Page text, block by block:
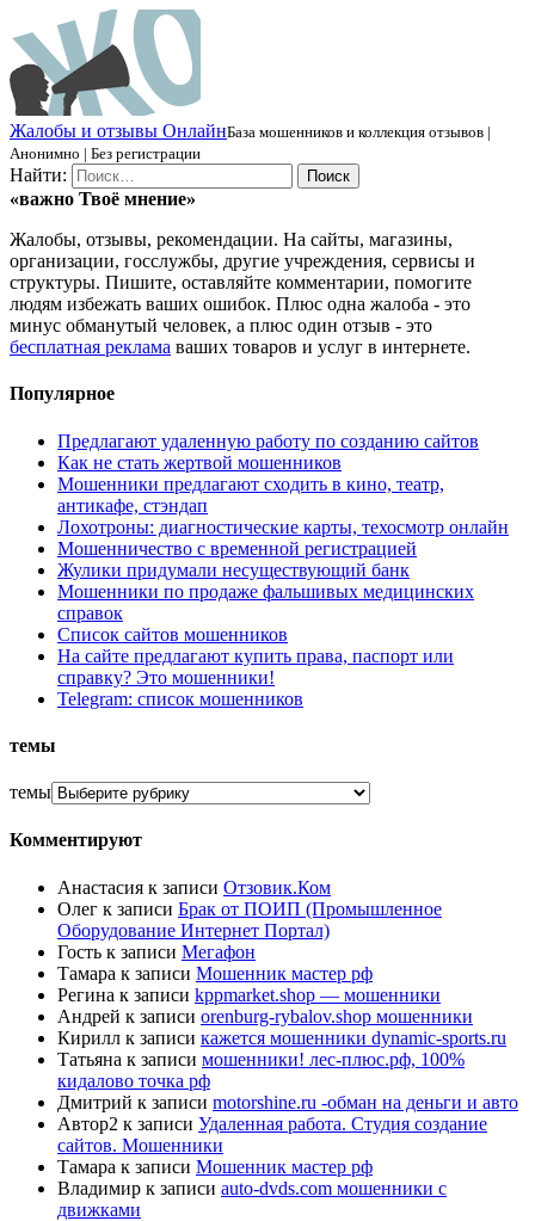
Жалобы и отзывы ОнлайнБаза мошенников и коллекция отзывов |
Анонимно | Без регистрации
Найти:
«важно Твоё мнение»
Жалобы, отзывы, рекомендации. На сайты, магазины,
организации, госслужбы, другие учреждения, сервисы и
структуры. Пишите, оставляйте комментарии, помогите
людям избежать ваших ошибок. Плюс одна жалоба - это
минус обманутый человек, а плюс один отзыв - это
бесплатная реклама ваших товаров и услуг в интернете.
Популярное
Предлагают удаленную работу по созданию сайтов
Как не стать жертвой мошенников
Мошенники предлагают сходить в кино, театр,
антикафе, стэндап
Лохотроны: диагностические карты, техосмотр онлайн
Мошенничество с временной регистрацией
Жулики придумали несуществующий банк
Мошенники по продаже фальшивых медицинских
справок
Список сайтов мошенников
На сайте предлагают купить права, паспорт или
справку? Это мошенники!
Telegram: список мошенников
темы
темы
Комментируют
Анастасия к записи Отзовик.Ком
Олег к записи Брак от ПОИП (Промышленное
Оборудование Интернет Портал)
Гость к записи Мегафон
Тамара к записи Мошенник мастер рф
Регина к записи kppmarket.shop — мошенники
Андрей к записи orenburg-rybalov.shop мошенники
Кирилл к записи кажется мошенники dynamic-sports.ru
Татьяна к записи мошенники! лес-плюс.рф, 100%
кидалово точка рф
Дмитрий к записи motorshine.ru -обман на деньги и авто
Автор2 к записи Удаленная работа. Студия создание
сайтов. Мошенники
Тамара к записи Мошенник мастер рф
Владимир к записи auto-dvds.com мошенники с
движками